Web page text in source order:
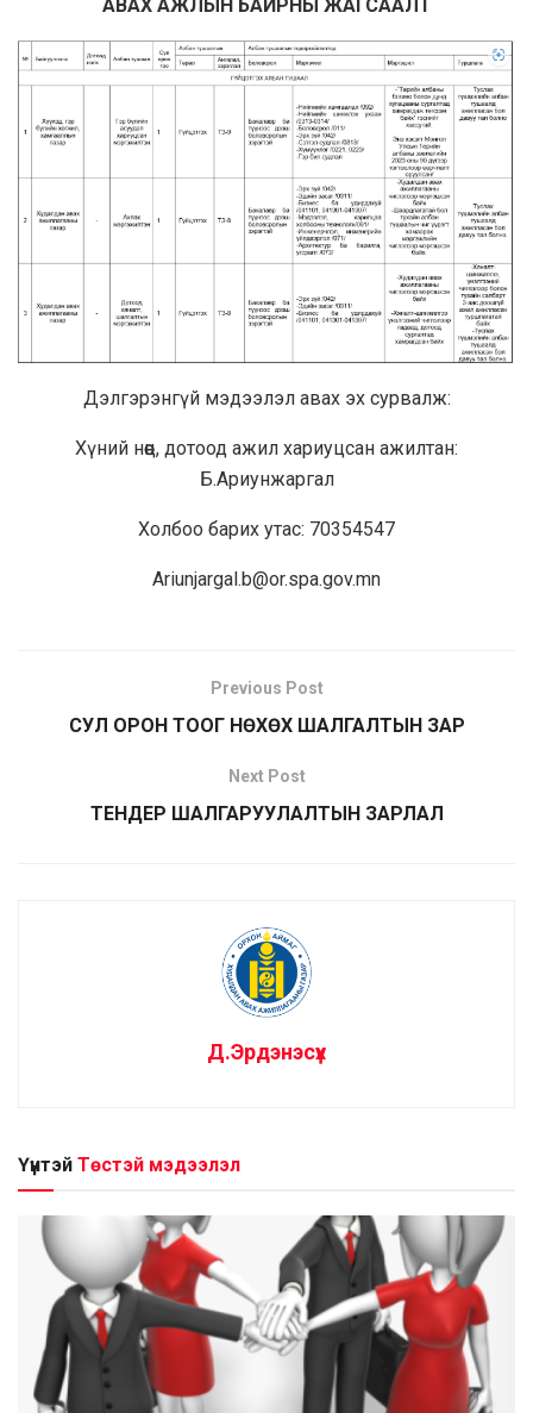
АВАХ АЖЛЫН БАЙРНЫ ЖАГСААЛТ
Дэлгэрэнгүй мэдээлэл авах эх сурвалж:
Хүний нөөц, дотоод ажил хариуцсан ажилтан:
Б.Ариунжаргал
Холбоо барих утас: 70354547
Ariunjargal.b@or.spa.gov.mn
Previous Post
СУЛ ОРОН ТООГ НӨХӨХ ШАЛГАЛТЫН ЗАР
Next Post
ТЕНДЕР ШАЛГАРУУЛАЛТЫН ЗАРЛАЛ
Д.Эрдэнэсүх
Үүнтэй Төстэй мэдээлэл